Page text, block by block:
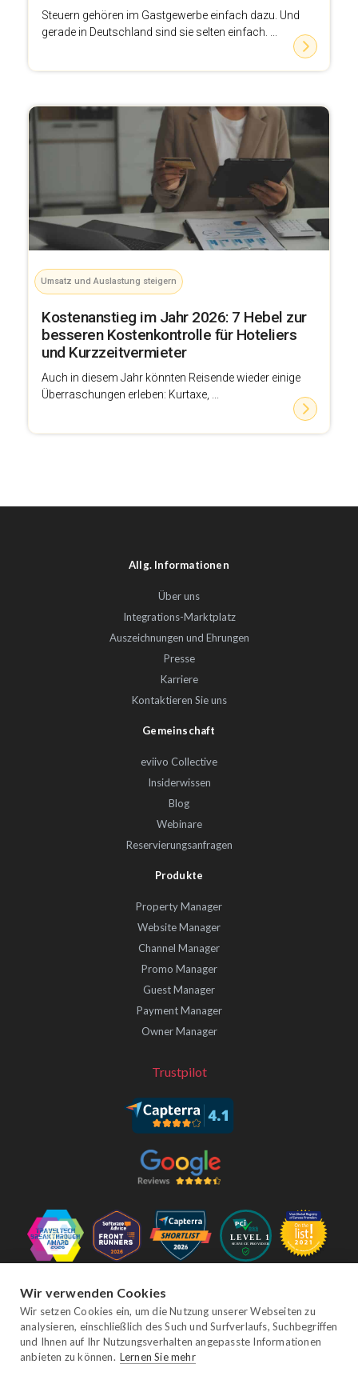
Steuern gehören im Gastgewerbe einfach dazu. Und
gerade in Deutschland sind sie selten einfach. ...
Umsatz und Auslastung steigern
Kostenanstieg im Jahr 2026: 7 Hebel zur
besseren Kostenkontrolle für Hoteliers
und Kurzzeitvermieter
Auch in diesem Jahr könnten Reisende wieder einige
Überraschungen erleben: Kurtaxe, ...
Allg. Informationen
Über uns
Integrations-Marktplatz
Auszeichnungen und Ehrungen
Presse
Karriere
Kontaktieren Sie uns
Gemeinschaft
eviivo Collective
Insiderwissen
Blog
Webinare
Reservierungsanfragen
Produkte
Property Manager
Website Manager
Channel Manager
Promo Manager
Guest Manager
Payment Manager
Owner Manager
Trustpilot
Folgen Sie uns
FacebookTwitter YouTubeInstagram
Wir verwenden Cookies
Wir setzen Cookies ein, um die Nutzung unserer Webseiten zu
analysieren, einschließlich des Such und Surfverlaufs, Suchbegriffen
und Ihnen auf Ihr Nutzungsverhalten angepasste Informationen
anbieten zu können. Lernen Sie mehr